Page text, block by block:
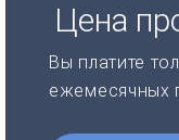
Цена
Вы платите
ежемесячных